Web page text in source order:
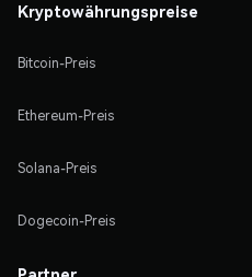
Kryptowährungspreise
Bitcoin-Preis
Ethereum-Preis
Solana-Preis
Dogecoin-Preis